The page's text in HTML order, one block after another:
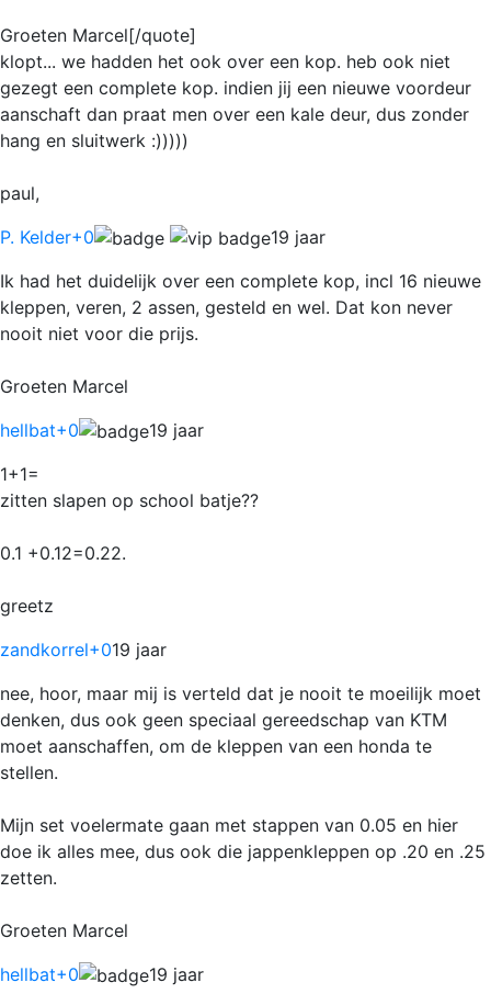
Groeten Marcel[/quote]
klopt... we hadden het ook over een kop. heb ook niet
gezegt een complete kop. indien jij een nieuwe voordeur
aanschaft dan praat men over een kale deur, dus zonder
hang en sluitwerk :)))))
paul,
P. Kelder+0
19 jaar
Ik had het duidelijk over een complete kop, incl 16 nieuwe
kleppen, veren, 2 assen, gesteld en wel. Dat kon never
nooit niet voor die prijs.
Groeten Marcel
hellbat+0
19 jaar
1+1=
zitten slapen op school batje??
0.1 +0.12=0.22.
greetz
zandkorrel+019 jaar
nee, hoor, maar mij is verteld dat je nooit te moeilijk moet
denken, dus ook geen speciaal gereedschap van KTM
moet aanschaffen, om de kleppen van een honda te
stellen.
Mijn set voelermate gaan met stappen van 0.05 en hier
doe ik alles mee, dus ook die jappenkleppen op .20 en .25
zetten.
Groeten Marcel
hellbat+0
19 jaar